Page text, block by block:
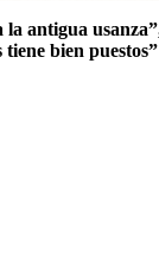
la antigua
tiene bien puestos”